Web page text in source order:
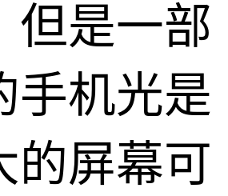
但是一部
手机光是
的屏幕可